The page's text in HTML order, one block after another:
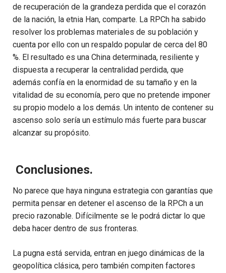
de recuperación de la grandeza perdida que el corazón
de la nación, la etnia Han, comparte. La RPCh ha sabido
resolver los problemas materiales de su población y
cuenta por ello con un respaldo popular de cerca del 80
%. El resultado es una China determinada, resiliente y
dispuesta a recuperar la centralidad perdida, que
además confía en la enormidad de su tamaño y en la
vitalidad de su economía, pero que no pretende imponer
su propio modelo a los demás. Un intento de contener su
ascenso solo sería un estímulo más fuerte para buscar
alcanzar su propósito.
Conclusiones.
No parece que haya ninguna estrategia con garantías que
permita pensar en detener el ascenso de la RPCh a un
precio razonable. Difícilmente se le podrá dictar lo que
deba hacer dentro de sus fronteras.
La pugna está servida, entran en juego dinámicas de la
geopolítica clásica, pero también compiten factores